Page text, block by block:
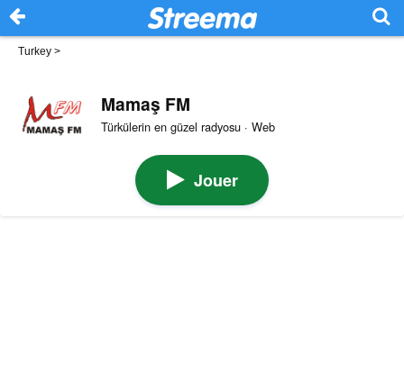
Turkey >
Mamaş FM
Türkülerin en güzel radyosu · Web
Jouer